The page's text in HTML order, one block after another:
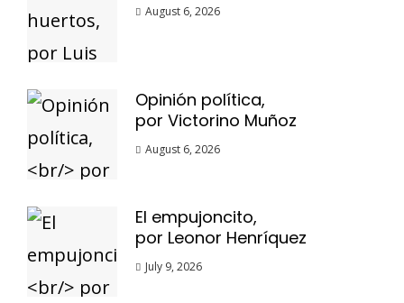
August 6, 2026
Opinión política,
por Victorino Muñoz
August 6, 2026
El empujoncito,
por Leonor Henríquez
July 9, 2026